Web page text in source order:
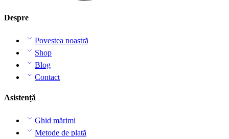
Despre
Povestea noastră
Shop
Blog
Contact
Asistență
Ghid mărimi
Metode de plată